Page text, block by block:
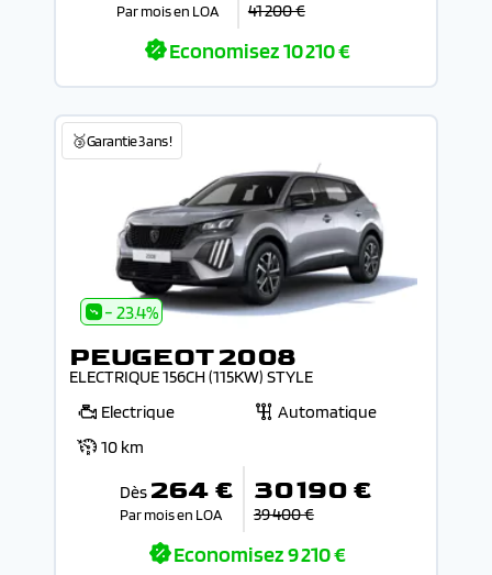
Par mois en LOA 41 200 €
Economisez10 210 €
🥉Garantie 3 ans !
- 23.4%
PEUGEOT 2008
ELECTRIQUE 156CH (115KW) STYLE
Electrique
Automatique
10 km
Dès 264 €
Par mois en LOA
30 190 €
39 400 €
Economisez9 210 €